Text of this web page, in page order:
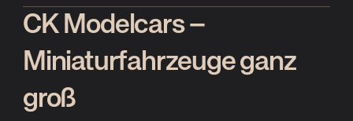
CK Modelcars –
Miniaturfahrzeuge ganz
groß